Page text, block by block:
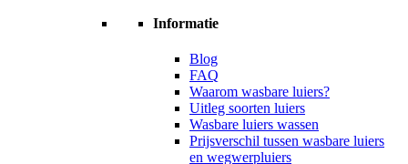
Informatie
Blog
FAQ
Waarom wasbare luiers?
Uitleg soorten luiers
Wasbare luiers wassen
Prijsverschil tussen wasbare luiers
en wegwerpluiers